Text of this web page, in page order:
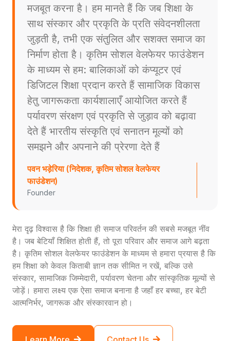
मजबूत करना है। हम मानते हैं कि जब शिक्षा के
साथ संस्कार और प्रकृति के प्रति संवेदनशीलता
जुड़ती है, तभी एक संतुलित और सशक्त समाज का
निर्माण होता है। कृतिम सोशल वेलफेयर फाउंडेशन
के माध्यम से हम: बालिकाओं को कंप्यूटर एवं
डिजिटल शिक्षा प्रदान करते हैं सामाजिक विकास
हेतु जागरूकता कार्यशालाएँ आयोजित करते हैं
पर्यावरण संरक्षण एवं प्रकृति से जुड़ाव को बढ़ावा
देते हैं भारतीय संस्कृति एवं सनातन मूल्यों को
समझने और अपनाने की प्रेरणा देते हैं
पवन भड़ेरिया (निदेशक, कृतिम सोशल वेलफेयर
फाउंडेशन)
Founder
मेरा दृढ़ विश्वास है कि शिक्षा ही समाज परिवर्तन की सबसे मजबूत नींव
है। जब बेटियाँ शिक्षित होती हैं, तो पूरा परिवार और समाज आगे बढ़ता
है। कृतिम सोशल वेलफेयर फाउंडेशन के माध्यम से हमारा प्रयास है कि
हम शिक्षा को केवल किताबी ज्ञान तक सीमित न रखें, बल्कि उसे
संस्कार, सामाजिक जिम्मेदारी, पर्यावरण चेतना और सांस्कृतिक मूल्यों से
जोड़ें। हमारा लक्ष्य एक ऐसा समाज बनाना है जहाँ हर बच्चा, हर बेटी
आत्मनिर्भर, जागरूक और संस्कारवान हो।